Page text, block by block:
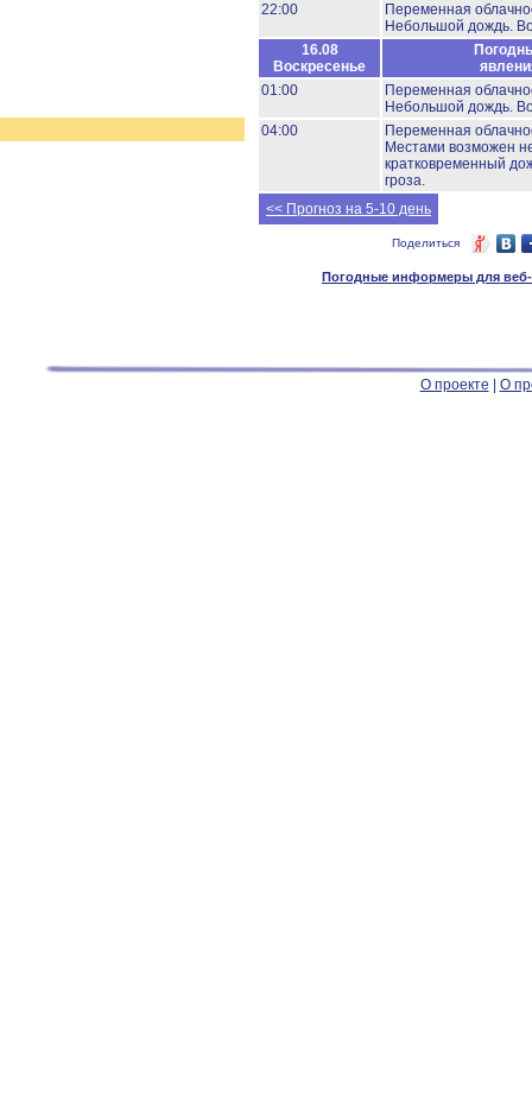
22:00
Переменная
Небольшой дождь.
16.08
Воскресенье
01:00
Переменная
Небольшой дождь.
04:00
Переменная
Местами возможен
кратковременный
гроза.
<< Прогноз на 5-10 день
Поделиться
Погодные информеры для веб-
О проекте О